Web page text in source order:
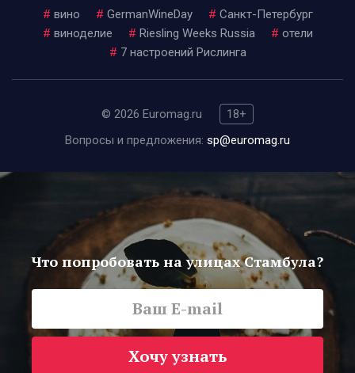
# вино # GermanWineDay # Санкт-Петербург
# виноделие # Riesling Weeks Russia # отели
# 7 настроений Рислинга
© 2026 Euromag.ru
18+
Вопросы и предложения: sp@euromag.ru
Что попробовать на улицах Стамбула?
Хочу узнать